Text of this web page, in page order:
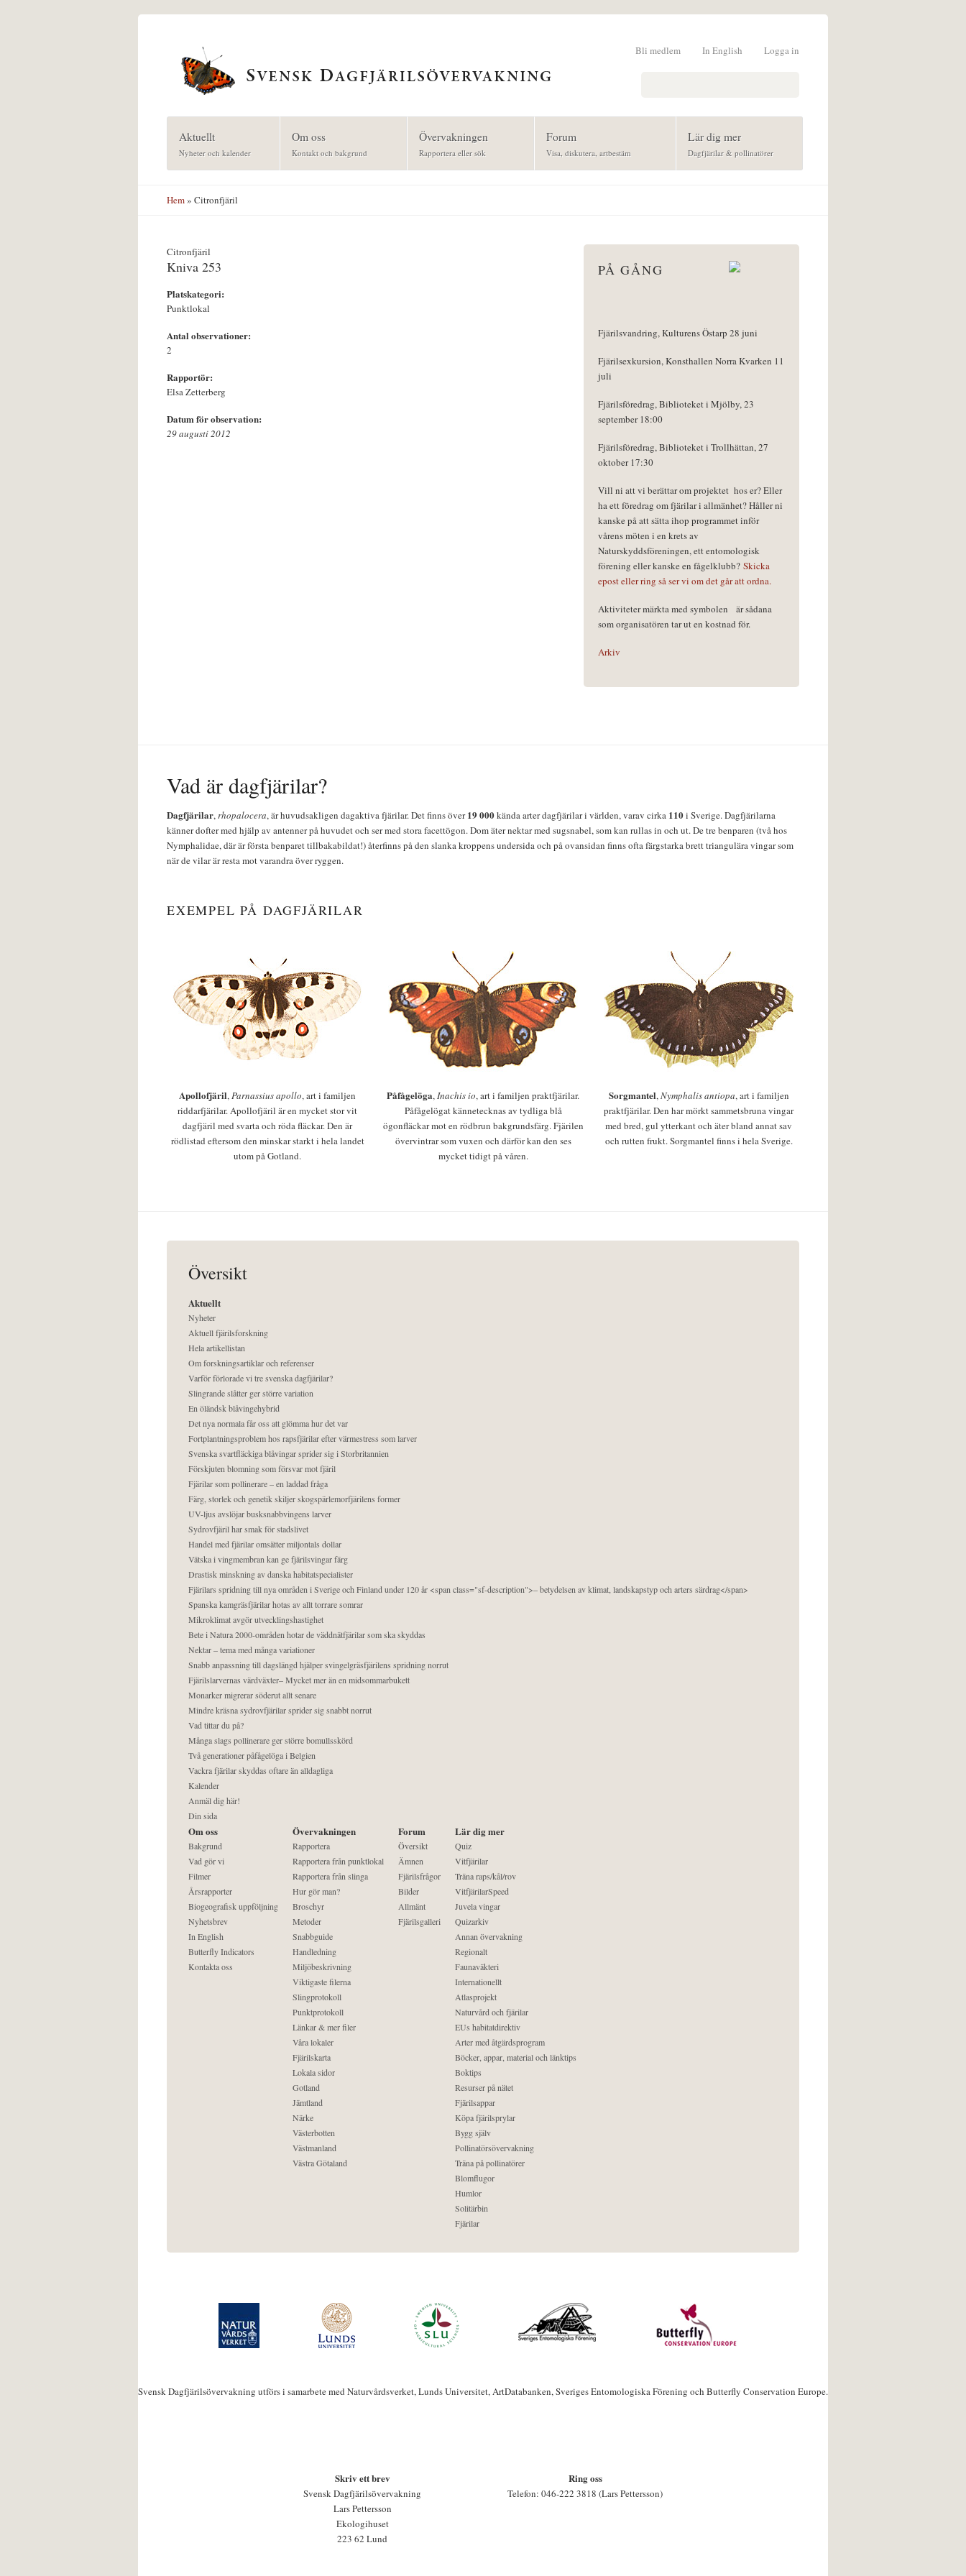
Logga in
In English
Bli medlem
Aktuellt
Nyheter och kalender
Om oss
Kontakt och bakgrund
Övervakningen
Rapportera eller sök
Forum
Visa, diskutera, artbestäm
Lär dig mer
Dagfjärilar & pollinatörer
Hem» Citronfjäril
Citronfjäril
Kniva 253
Platskategori:
Punktlokal
Antal observationer:
2
Rapportör:
Elsa Zetterberg
Datum för observation:
29 augusti 2012
PÅ GÅNG
Fjärilsvandring, Kulturens Östarp 28 juni
Fjärilsexkursion, Konsthallen Norra Kvarken 11
juli
Fjärilsföredrag, Biblioteket i Mjölby, 23
september 18:00
Fjärilsföredrag, Biblioteket i Trollhättan, 27
oktober 17:30
Vill ni att vi berättar om projektet hos er? Eller
ha ett föredrag om fjärilar i allmänhet? Håller ni
kanske på att sätta ihop programmet inför
vårens möten i en krets av
Naturskyddsföreningen, ett entomologisk
förening eller kanske en fågelklubb? Skicka
epost eller ring så ser vi om det går att ordna.
Aktiviteter märkta med symbolen
är sådana
som organisatören tar ut en kostnad för.
Arkiv
Vad är dagfjärilar?
Dagfjärilar,rhopalocera, är huvudsakligen dagaktiva fjärilar. Det finns över19 000kända arter dagfjärilar i världen, varav cirka 110i Sverige. Dagfjärilarna
känner dofter med hjälp av antenner på huvudet och ser med stora facettögon. Dom äter nektar med sugsnabel, som kan rullas in och ut. De tre benparen (två hos
Nymphalidae, där är första benparet tillbakabildat!) återfinns på den slanka kroppens undersida och på ovansidan finns ofta färgstarka brett triangulära vingar som
när de vilar är resta mot varandra över ryggen.
EXEMPEL PÅ DAGFJÄRILAR
Apollofjäril,Parnassius apollo, art i familjen
riddarfjärilar. Apollofjäril är en mycket stor vit
dagfjäril med svarta och röda fläckar. Den är
rödlistad eftersom den minskar starkt i hela landet
utom på Gotland.
Påfågelöga,Inachis io, art i familjen praktfjärilar.
Påfågelögat kännetecknas av tydliga blå
ögonfläckar mot en rödbrun bakgrundsfärg. Fjärilen
övervintrar som vuxen och därför kan den ses
mycket tidigt på våren.
Sorgmantel,Nymphalis antiopa, art i familjen
praktfjärilar. Den har mörkt sammetsbruna vingar
med bred, gul ytterkant och äter bland annat sav
och rutten frukt. Sorgmantel finns i hela Sverige.
Översikt
Aktuellt
Nyheter
Aktuell fjärilsforskning
Hela artikellistan
Om forskningsartiklar och referenser
Varför förlorade vi tre svenska dagfjärilar?
Slingrande slåtter ger större variation
En öländsk blåvingehybrid
Det nya normala får oss att glömma hur det var
Fortplantningsproblem hos rapsfjärilar efter värmestress som larver
Svenska svartfläckiga blåvingar sprider sig i Storbritannien
Förskjuten blomning som försvar mot fjäril
Fjärilar som pollinerare – en laddad fråga
Färg, storlek och genetik skiljer skogspärlemorfjärilens former
UV-ljus avslöjar busksnabbvingens larver
Sydrovfjäril har smak för stadslivet
Handel med fjärilar omsätter miljontals dollar
Vätska i vingmembran kan ge fjärilsvingar färg
Drastisk minskning av danska habitatspecialister
Fjärilars spridning till nya områden i Sverige och Finland under 120 år <span class="sf-description">– betydelsen av klimat, landskapstyp och arters särdrag</span>
Spanska kamgräsfjärilar hotas av allt torrare somrar
Mikroklimat avgör utvecklingshastighet
Bete i Natura 2000-områden hotar de väddnätfjärilar som ska skyddas
Nektar – tema med många variationer
Snabb anpassning till dagslängd hjälper svingelgräsfjärilens spridning norrut
Fjärilslarvernas värdväxter– Mycket mer än en midsommarbukett
Monarker migrerar söderut allt senare
Mindre kräsna sydrovfjärilar sprider sig snabbt norrut
Vad tittar du på?
Många slags pollinerare ger större bomullsskörd
Två generationer påfågelöga i Belgien
Vackra fjärilar skyddas oftare än alldagliga
Kalender
Anmäl dig här!
Din sida
Om oss
Bakgrund
Vad gör vi
Filmer
Årsrapporter
Biogeografisk uppföljning
Nyhetsbrev
In English
Butterfly Indicators
Kontakta oss
Övervakningen
Rapportera
Rapportera från punktlokal
Rapportera från slinga
Hur gör man?
Broschyr
Metoder
Snabbguide
Handledning
Miljöbeskrivning
Viktigaste filerna
Slingprotokoll
Punktprotokoll
Länkar & mer filer
Våra lokaler
Fjärilskarta
Lokala sidor
Gotland
Jämtland
Närke
Västerbotten
Västmanland
Västra Götaland
Forum
Översikt
Ämnen
Fjärilsfrågor
Bilder
Allmänt
Fjärilsgalleri
Lär dig mer
Quiz
Vitfjärilar
Träna raps/kål/rov
VitfjärilarSpeed
Juvela vingar
Quizarkiv
Annan övervakning
Regionalt
Faunaväkteri
Internationellt
Atlasprojekt
Naturvård och fjärilar
EUs habitatdirektiv
Arter med åtgärdsprogram
Böcker, appar, material och länktips
Boktips
Resurser på nätet
Fjärilsappar
Köpa fjärilsprylar
Bygg själv
Pollinatörsövervakning
Träna på pollinatörer
Blomflugor
Humlor
Solitärbin
Fjärilar
Svensk Dagfjärilsövervakning utförs i samarbete med Naturvårdsverket, Lunds Universitet, ArtDatabanken, Sveriges Entomologiska Förening och Butterfly Conservation Europe.
Skriv ett brev
Svensk Dagfjärilsövervakning
Lars Pettersson
Ekologihuset
223 62 Lund
Ring oss
Telefon: 046-222 3818 (Lars Pettersson)